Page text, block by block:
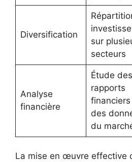
Diversification
sur
secteurs
Analyse
financière
Étude des
rapports
des
du
La mise en œuvre effective